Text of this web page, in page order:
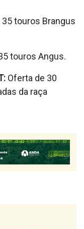
35 touros Brangus
touros Angus.
Oferta de 30
da raça